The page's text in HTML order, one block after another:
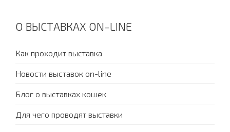
О ВЫСТАВКАХ ON-LINE
Как проходит выставка
Новости выставок on-line
Блог о выставках кошек
Для чего проводят выставки